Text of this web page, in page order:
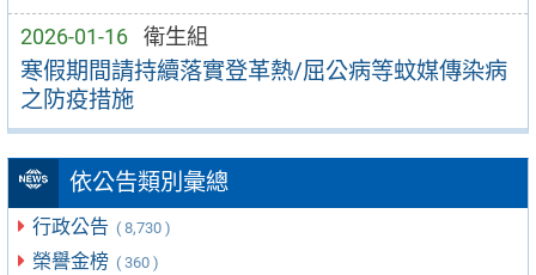
2026-01-16 衛生組
寒假期間請持續落實登革熱/屈公病等蚊媒傳染病
之防疫措施
依公告類別彙總
行政公告 ( 8,730 )
榮譽金榜 ( 360 )